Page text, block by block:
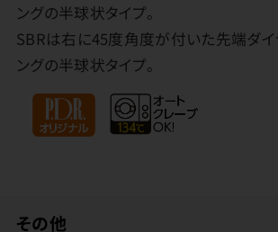
ングの半球状タイプ。
SBRは右に45度角度が付いた先端ダイ
ングの半球状タイプ。
その他